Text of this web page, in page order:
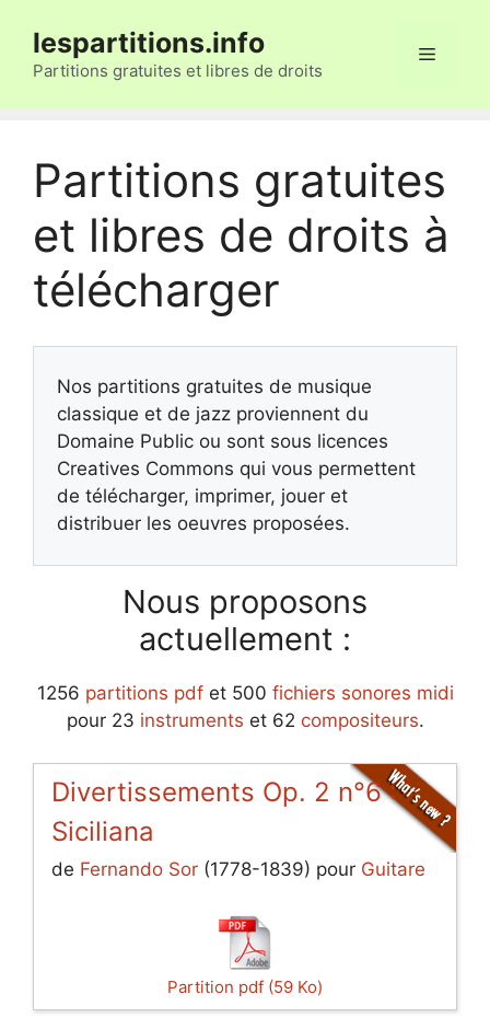
contenu
lespartitions.info
Partitions gratuites et libres de droits
Menu
Partitions gratuites
et libres de droits à
télécharger
Nos partitions gratuites de musique
classique et de jazz proviennent du
Domaine Public ou sont sous licences
Creatives Commons qui vous permettent
de télécharger, imprimer, jouer et
distribuer les oeuvres proposées.
Nous proposons
actuellement :
1256 partitions pdfet 500 fichiers sonores midi
pour 23 instruments et 62 compositeurs.
Divertissements Op. 2 n°6 :
Siciliana
de Fernando Sor (1778-1839) pour Guitare
Partition pdf (59 Ko)